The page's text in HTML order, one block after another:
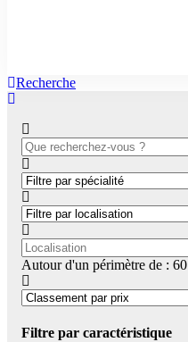
Recherche
Autour d'un périmètre de : 60
Filtre par caractéristique